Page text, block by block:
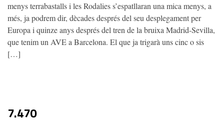
menys terrabastalls i les Rodalies s’espatllaran una mica menys, a
més, ja podrem dir, dècades després del seu desplegament per
Europa i quinze anys després del tren de la bruixa Madrid-Sevilla,
que tenim un AVE a Barcelona. El que ja trigarà uns cinc o sis
[…]
7.470